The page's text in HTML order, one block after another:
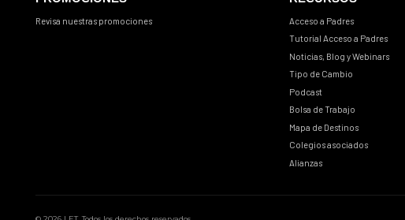
Revisa nuestras promociones
Acceso a Padres
Tutorial Acceso a Padres
Noticias, Blog y Webinars
Tipo de Cambio
Podcast
Bolsa de Trabajo
Mapa de Destinos
Colegios asociados
Alianzas